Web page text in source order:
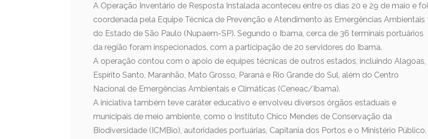
A Operação Inventário de Resposta Instalada aconteceu entre os dias 20 e 29 de maio e foi
coordenada pela Equipe Técnica de Prevenção e Atendimento às Emergências Ambientais
do Estado de São Paulo (Nupaem-SP). Segundo o Ibama, cerca de 36 terminais portuários
da região foram inspecionados, com a participação de 20 servidores do Ibama.
A operação contou com o apoio de equipes técnicas de outros estados, incluindo Alagoas,
Espírito Santo, Maranhão, Mato Grosso, Paraná e Rio Grande do Sul, além do Centro
Nacional de Emergências Ambientais e Climáticas (Ceneac/Ibama).
A iniciativa também teve caráter educativo e envolveu diversos órgãos estaduais e
municipais de meio ambiente, como o Instituto Chico Mendes de Conservação da
Biodiversidade (ICMBio), autoridades portuárias, Capitania dos Portos e o Ministério Público.